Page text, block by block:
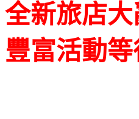
全新旅店大
豐富活動